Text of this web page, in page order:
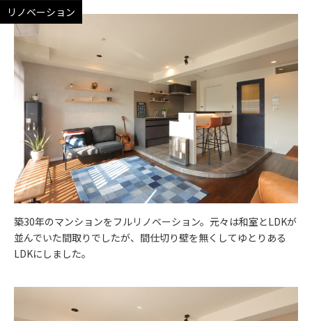
リノベーション
築30年のマンションをフルリノベーション。元々は和室とLDKが
並んでいた間取りでしたが、間仕切り壁を無くしてゆとりある
LDKにしました。